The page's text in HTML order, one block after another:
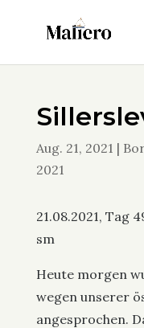
Aug. 21, 2021 |
2021
21.08.2021, Tag
sm
Heute morgen
wegen unserer
angesprochen.